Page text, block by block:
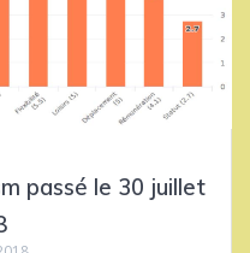
passé le 30 juillet